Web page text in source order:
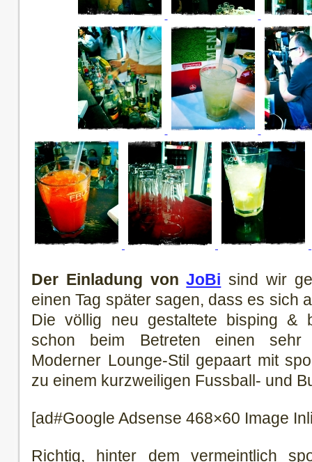
Der Einladung vonJoBi sind wir
einen Tag später sagen, dass es sich
Die völlig neu gestaltete bisping &
schon beim Betreten einen sehr
Moderner Lounge-Stil gepaart mit
zu einem kurzweiligen Fussball- und
[ad#Google Adsense 468×60 Image
Richtig, hinter dem vermeintlich